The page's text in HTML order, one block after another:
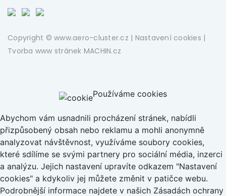
Copyright © www.aero-cluster.cz | Nastavení cookies |
Tvorba www stránek MACHIN.cz
Používáme cookies
Abychom vám usnadnili procházení stránek, nabídli
přizpůsobený obsah nebo reklamu a mohli anonymně
analyzovat návštěvnost, využíváme soubory cookies,
které sdílíme se svými partnery pro sociální média, inzerci
a analýzu. Jejich nastavení upravíte odkazem "Nastavení
cookies" a kdykoliv jej můžete změnit v patičce webu.
Podrobnější informace najdete v našich Zásadách ochrany